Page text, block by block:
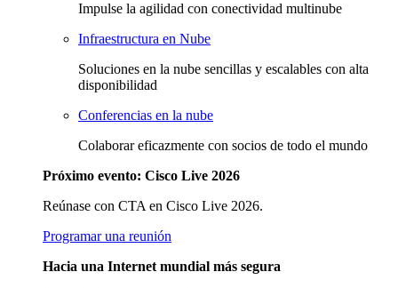
Impulse la agilidad con conectividad multinube
Infraestructura en Nube
Soluciones en la nube sencillas y escalables con alta
disponibilidad
Conferencias en la nube
Colaborar eficazmente con socios de todo el mundo
Próximo evento: Cisco Live 2026
Reúnase con CTA en Cisco Live 2026.
Programar una reunión
Hacia una Internet mundial más segura